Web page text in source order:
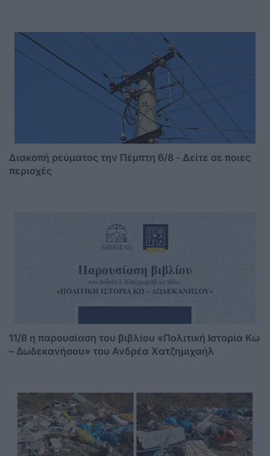
Διακοπή ρεύματος την Πέμπτη 6/8 - Δείτε σε ποιες
περιοχές
11/8 η παρουσίαση του βιβλίου «Πολιτική Ιστορία Κω
– Δωδεκανήσου» του Ανδρέα Χατζημιχαήλ